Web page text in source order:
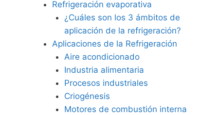
Refrigeración evaporativa
¿Cuáles son los 3 ámbitos de
aplicación de la refrigeración?
Aplicaciones de la Refrigeración
Aire acondicionado
Industria alimentaria
Procesos industriales
Criogénesis
Motores de combustión interna